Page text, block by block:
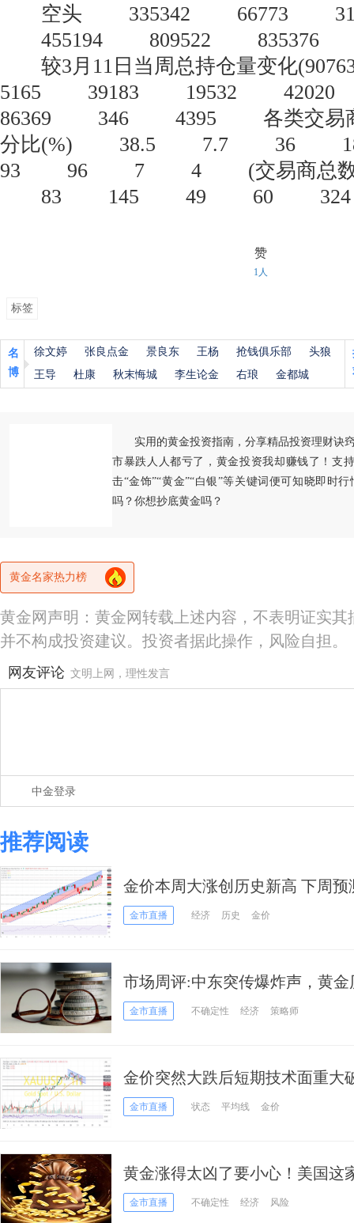
空头 335342 66773
455194 809522 835376
较3月11日当周总持仓量变化
5165 39183 19532
86369 346 4395 各类交易商
分比(%) 38.5 7.7 36
93 96 7 4 (交易商总数
83 145 49 60
赞
1人
标签
名
博
徐文婷 张良点金 景良东 王杨 抢钱俱乐部
头狼
王导
杜康 秋末悔城 李生论金 右琅 金都城
实用的黄金投资指南，分享精品投资理财诀
市暴跌人人都亏了，黄金投资我却赚钱了！支
击“金饰”“黄金”“白银”等关键词便可知晓即时
吗？你想抄底黄金吗？
黄金名家热力榜
黄金网声明：黄金网转载上述内容，不表明证实
并不构成投资建议。投资者据此操作，风险自担。
网友评论 文明上网，理性发言
中金登录
推荐阅读
金价本周大涨创历史新高 下周
分析师金价技术分析
金市直播 经济 历史 金价
市场周评:中东突传爆炸声，黄
放重要信号 特朗普祭出历史性行
金市直播 不确定性 经济 策略师
金价突然大跌后短期技术面重大
前景 投资者如何获利了结？
金市直播 状态 平均线 金价
黄金涨得太凶了要小心！美国这
买，原因是……
金市直播 不确定性 经济 风险